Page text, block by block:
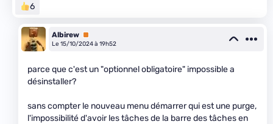
6
Albirew Premium
Le 15/10/2024 à 19h52
parce que c'est un "optionnel obligatoire" impossible a
désinstaller?
sans compter le nouveau menu démarrer qui est une purge,
l'impossibilité d'avoir les tâches de la barre des tâches en